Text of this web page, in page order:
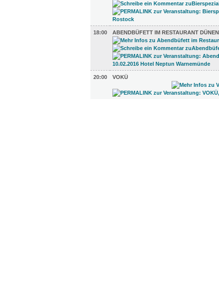
18:00 ABENDBÜFETT IM RESTAURANT
20:00 VOKÜ